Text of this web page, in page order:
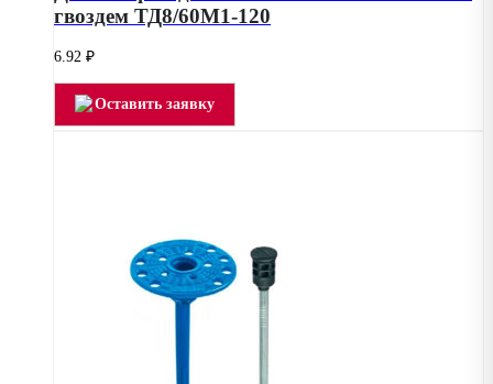
гвоздем ТД8/60М1-120
6.92 ₽
Оставить заявку